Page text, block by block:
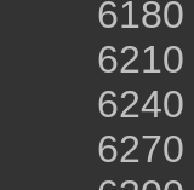
6180
6210
6240
6270